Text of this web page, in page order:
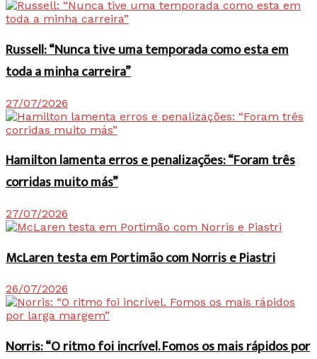
Russell: “Nunca tive uma temporada como esta em
toda a minha carreira”
27/07/2026
Hamilton lamenta erros e penalizações: “Foram três
corridas muito más”
27/07/2026
McLaren testa em Portimão com Norris e Piastri
26/07/2026
Norris: “O ritmo foi incrível. Fomos os mais rápidos por